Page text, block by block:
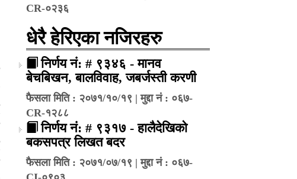
CR-०२३६
धेरै हेरिएका नजिरहरु
निर्णय नं: # ९३४६ - मानव
बेचबिखन, बालविवाह, जबर्जस्ती करणी
फैसला मिति : २०७१/१०/१९ | मुद्दा नं : ०६७-
CR-१२८८
निर्णय नं: # ९३१७ - हालैदेखिको
बकसपत्र लिखत बदर
फैसला मिति : २०७१/०७/१९ | मुद्दा नं : ०६७-